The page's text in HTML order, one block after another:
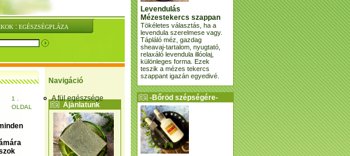
: EGÉSZSÉGPLÁZA
Navigáció
A fül egészsége
Ajánlatunk
1 .
OLDAL
Levendulás
Mézestekercs szappan
Tökéletes választás, ha a
levendula szerelmese vagy.
Tápláló méz, gazdag
sheavaj-tartalom, nyugtató,
relaxáló levendula illóolaj,
különleges forma. Ezek
teszik a mézes tekercs
szappant igazán egyedivé.
-Bőröd szépségére-